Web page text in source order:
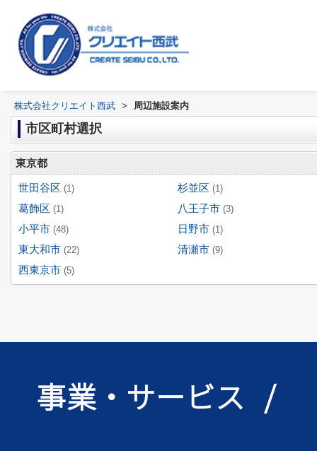
株式会社クリエイト西武 > 周辺施設案内
市区町村選択
東京都
世田谷区 (1) 杉並区 (1)
葛飾区 (1) 八王子市 (3)
小平市 (48) 日野市 (1)
東大和市 (22) 清瀬市 (9)
西東京市 (5)
事業・サービス /